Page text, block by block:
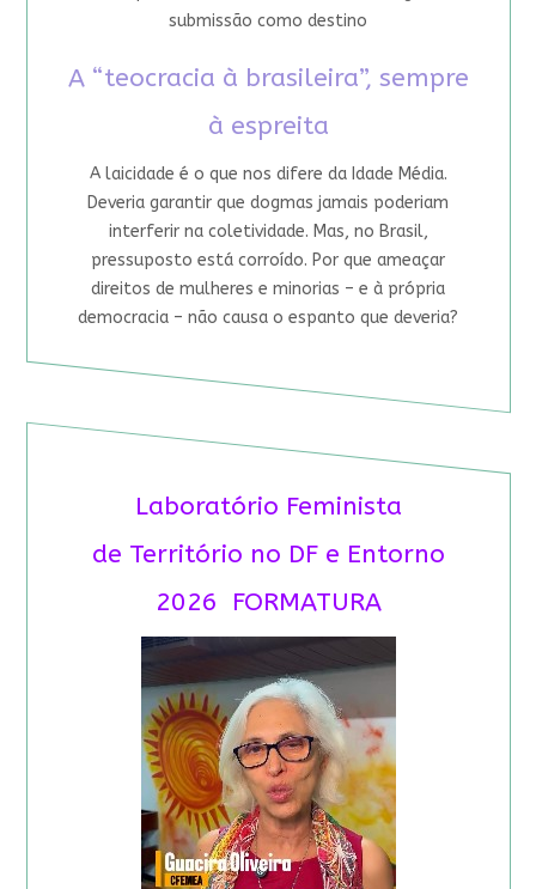
submissão como destino
A “teocracia à brasileira”, sempre
à espreita
A laicidade é o que nos difere da Idade Média.
Deveria garantir que dogmas jamais poderiam
interferir na coletividade. Mas, no Brasil,
pressuposto está corroído. Por que ameaçar
direitos de mulheres e minorias – e à própria
democracia – não causa o espanto que deveria?
Laboratório Feminista
de Território no DF e Entorno
2026 FORMATURA